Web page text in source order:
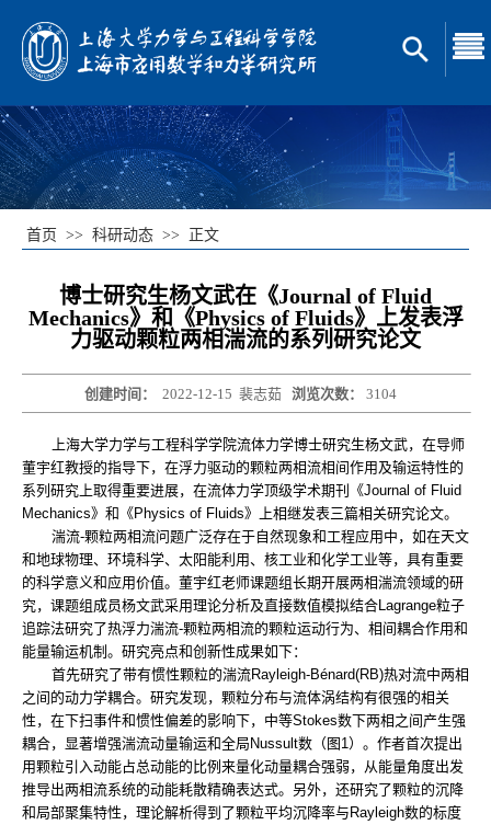
首页 >> 科研动态 >> 正文
博士研究生杨文武在《Journal of Fluid
Mechanics》和《Physics of Fluids》上发表浮
力驱动颗粒两相湍流的系列研究论文
创建时间： 2022-12-15 裴志茹 浏览次数： 3104
上海大学力学与工程科学学院流体力学博士研究生杨文武，在导师
董宇红教授的指导下，在浮力驱动的颗粒两相流相间作用及输运特性的
系列研究上取得重要进展，在流体力学顶级学术期刊《Journal of Fluid
Mechanics》和《 Physics of Fluids》上相继发表三篇相关研究论文。
湍流-颗粒两相流问题广泛存在于自然现象和工程应用中，如在天文
和地球物理、环境科学、太阳能利用、核工业和化学工业等，具有重要
的科学意义和应用价值。董宇红老师课题组长期开展两相湍流领域的研
究，课题组成员杨文武采用理论分析及直接数值模拟结合 Lagrange粒子
追踪法研究了热浮力湍流-颗粒两相流的颗粒运动行为、相间耦合作用和
能量输运机制。研究亮点和创新性成果如下：
首先研究了带有惯性颗粒的湍流Rayleigh-Bénard(RB)热对流中两相
之间的动力学耦合。研究发现，颗粒分布与流体涡结构有很强的相关
性，在下扫事件和惯性偏差的影响下，中等Stokes数下两相之间产生强
耦合，显著增强湍流动量输运和全局 Nussult数（图 1 ）。作者首次提出
用颗粒引入动能占总动能的比例来量化动量耦合强弱，从能量角度出发
推导出两相流系统的动能耗散精确表达式。另外，还研究了颗粒的沉降
和局部聚集特性，理论解析得到了颗粒平均沉降率与 Rayleigh数的标度